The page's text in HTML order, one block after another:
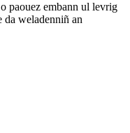
paouez embann ul levrig
da weladenniñ an